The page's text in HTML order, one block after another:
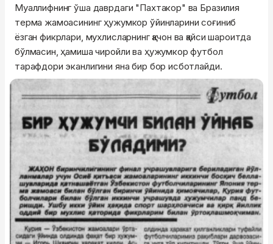
Муаллифнинг ўша даврдаги "Пахтакор" ва Бразилия
терма жамоасининг ҳужумкор ўйинларини соғиниб
ёзган фикрлари, мухлисларнинг қачон ва қайси шароитда
бўлмасин, ҳамиша чиройли ва ҳужумкор футбол
тарафдори эканлигини яна бир бор исботлайди.